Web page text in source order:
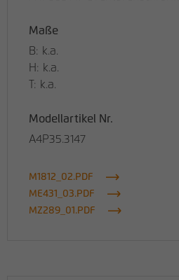
Maße
B: k.a.
H: k.a.
T: k.a.
Modellartikel Nr.
A4P35.3147
M1812_02.PDF
ME431_03.PDF
MZ289_01.PDF